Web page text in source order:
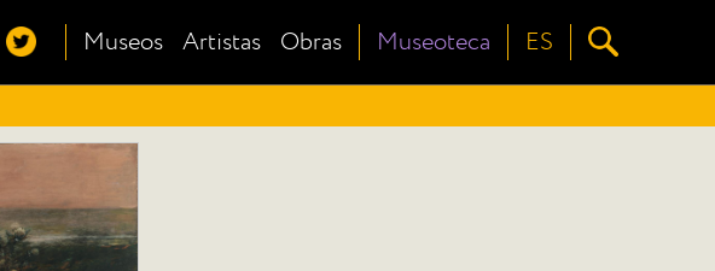
Museos Artistas Obras Museoteca ES